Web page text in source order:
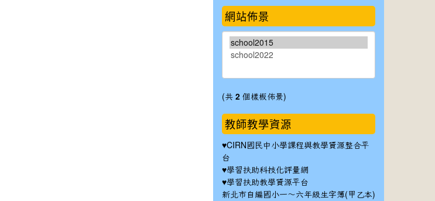
網站佈景
(共 2個樣板佈景)
教師教學資源
♥CIRN國民中小學課程與教學資源整合平
台
♥學習扶助科技化評量網
♥學習扶助教學資源平台
新北市自編國小一～六年級生字簿(甲乙本)